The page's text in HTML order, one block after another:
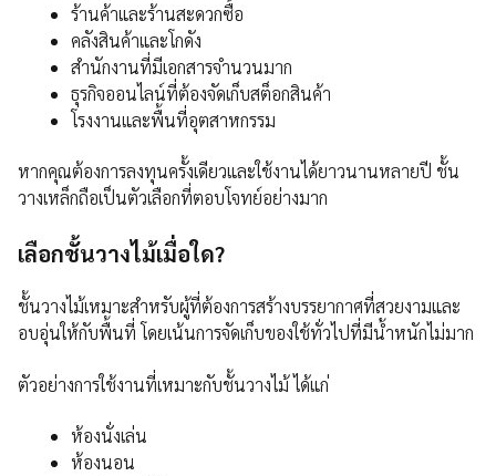
ร้านค้าและร้านสะดวกซื้อ
คลังสินค้าและโกดัง
สำนักงานที่มีเอกสารจำนวนมาก
ธุรกิจออนไลน์ที่ต้องจัดเก็บสต็อกสินค้า
โรงงานและพื้นที่อุตสาหกรรม
หากคุณต้องการลงทุนครั้งเดียวและใช้งานได้ยาวนานหลายปี ชั้น
วางเหล็กถือเป็นตัวเลือกที่ตอบโจทย์อย่างมาก
เลือกชั้นวางไม้เมื่อใด?
ชั้นวางไม้เหมาะสำหรับผู้ที่ต้องการสร้างบรรยากาศที่สวยงามและ
อบอุ่นให้กับพื้นที่ โดยเน้นการจัดเก็บของใช้ทั่วไปที่มีน้ำหนักไม่มาก
ตัวอย่างการใช้งานที่เหมาะกับชั้นวางไม้ ได้แก่
ห้องนั่งเล่น
ห้องนอน